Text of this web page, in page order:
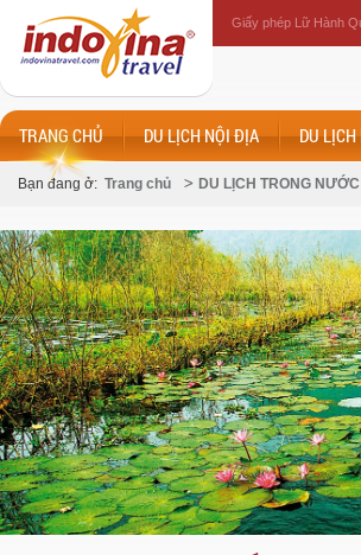
Giấy phép Lữ Hành
TRANG CHỦ DU LỊCH NỘI ĐỊA DU LỊCH
Bạn đang ở: Trang chủ DU LỊCH TRONG NƯỚC